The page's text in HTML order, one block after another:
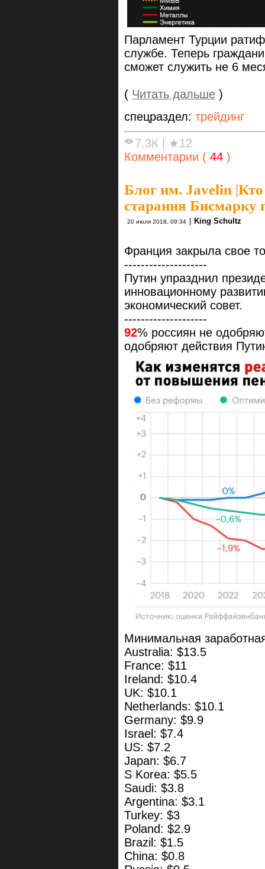
Парламент Турции
службе. Теперь
сможет служить не 6
( Читать дальше )
спецраздел: трейдинг
7.3К
★12
Комментарии ( 44 )
Блог им. Javelin |Кто
старания Бисмарку
20 июля 2018, 09:34 King Schultz
Франция закрыла свое
--------------------
Путин упразднил
инновационному
экономический совет.
--------------------
92% россиян не
одобряют действия
Минимальная
Australia: $13.5
France: $11
Ireland: $10.4
UK: $10.1
Netherlands: $10.1
Germany: $9.9
Israel: $7.4
US: $7.2
Japan: $6.7
S Korea: $5.5
Saudi: $3.8
Argentina: $3.1
Turkey: $3
Poland: $2.9
Brazil: $1.5
China: $0.8